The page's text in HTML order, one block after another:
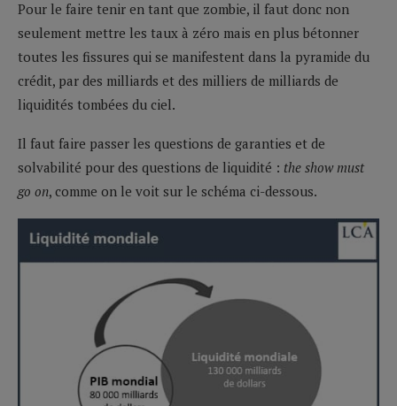
Pour le faire tenir en tant que zombie, il faut donc non
seulement mettre les taux à zéro mais en plus bétonner
toutes les fissures qui se manifestent dans la pyramide du
crédit, par des milliards et des milliers de milliards de
liquidités tombées du ciel.
Il faut faire passer les questions de garanties et de
solvabilité pour des questions de liquidité : the show must
go on, comme on le voit sur le schéma ci-dessous.